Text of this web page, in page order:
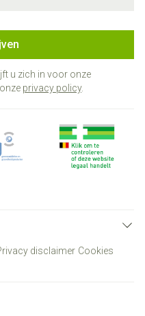
u zich in voor onze
privacy policy.
disclaimer Cookies